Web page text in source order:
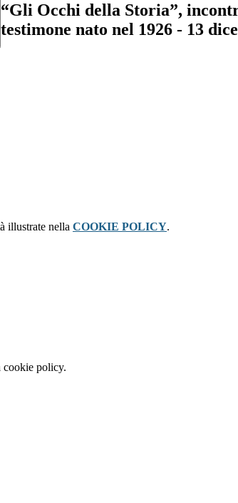
“Gli Occhi della Storia”,
testimone nato nel 1926 - 13
illustrate nella COOKIE POLICY.
cookie policy.